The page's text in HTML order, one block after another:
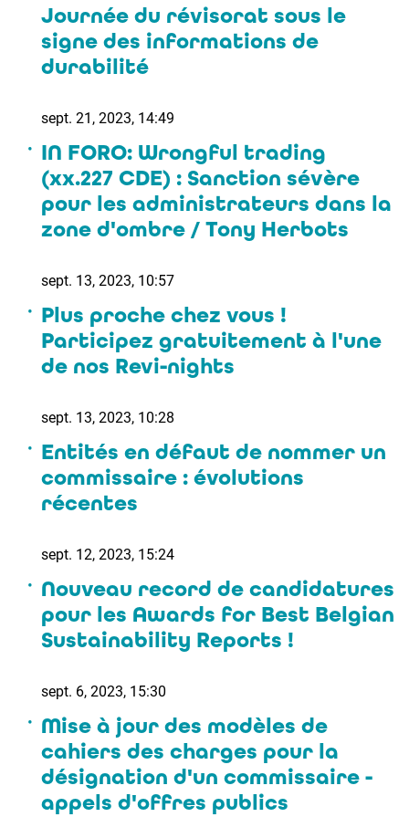
Journée du révisorat sous le
signe des informations de
durabilité
sept. 21, 2023, 14:49
IN FORO: Wrongful trading
(xx.227 CDE) : Sanction sévère
pour les administrateurs dans la
zone d'ombre / Tony Herbots
sept. 13, 2023, 10:57
Plus proche chez vous !
Participez gratuitement à l'une
de nos Revi-nights
sept. 13, 2023, 10:28
Entités en défaut de nommer un
commissaire : évolutions
récentes
sept. 12, 2023, 15:24
Nouveau record de candidatures
pour les Awards for Best Belgian
Sustainability Reports !
sept. 6, 2023, 15:30
Mise à jour des modèles de
cahiers des charges pour la
désignation d'un commissaire -
appels d'offres publics